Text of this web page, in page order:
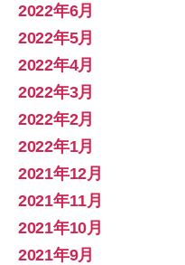
2022年6月
2022年5月
2022年4月
2022年3月
2022年2月
2022年1月
2021年12月
2021年11月
2021年10月
2021年9月